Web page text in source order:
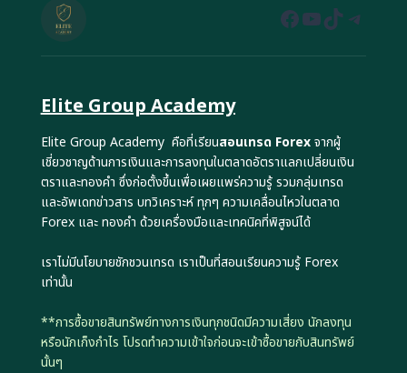
Facebook
YouTube
TikTok
Elite Group Academy
Elite Group Academy คือที่เรียนสอนเทรด Forexจากผู้
เชี่ยวชาญด้านการเงินและการลงทุนในตลาดอัตราแลกเปลี่ยนเงิน
ตราและทองคำ ซึ่งก่อตั้งขึ้นเพื่อเผยแพร่ความรู้ รวมกลุ่มเทรด
และอัพเดทข่าวสาร บทวิเคราะห์ ทุกๆ ความเคลื่อนไหวในตลาด
Forex และ ทองคำ ด้วยเครื่องมือและเทคนิคที่พิสูจน์ได้
เราไม่มีนโยบายชักชวนเทรด เราเป็นที่สอนเรียนความรู้ Forex
เท่านั้น
**การซื้อขายสินทรัพย์ทางการเงินทุกชนิดมีความเสี่ยง นักลงทุน
หรือนักเก็งกำไร โปรดทำความเข้าใจก่อนจะเข้าซื้อขายกับสินทรัพย์
นั้นๆ